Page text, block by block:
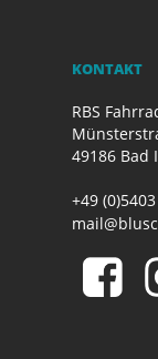
KONTAKT
RBS
49186 Bad
+49